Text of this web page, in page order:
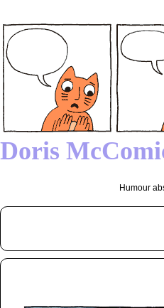
Doris
Humour